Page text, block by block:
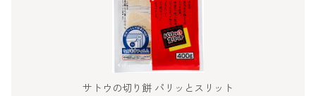
サトウの切り餅 パリッとスリット